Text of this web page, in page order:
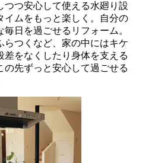
つつ安心して使える水廻り設
イムをもっと楽しく。自分の
日を過ごせるリフォーム。
らつくなど、家の中にはキケ
差をなくしたり身体を支える
の先ずっと安心して過ごせる